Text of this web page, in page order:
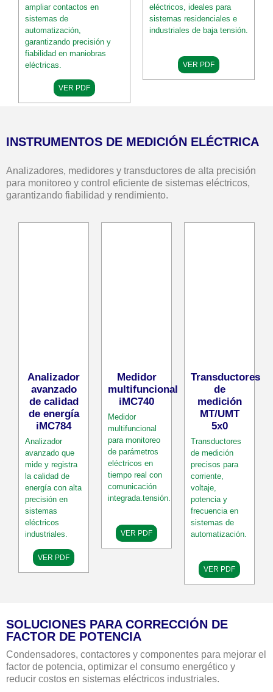
ampliar contactos en
sistemas de
automatización,
garantizando precisión y
fiabilidad en maniobras
eléctricas.
VER PDF
eléctricos, ideales para
sistemas residenciales e
industriales de baja tensión.
VER PDF
INSTRUMENTOS DE MEDICIÓN ELÉCTRICA
Analizadores, medidores y transductores de alta precisión
para monitoreo y control eficiente de sistemas eléctricos,
garantizando fiabilidad y rendimiento.
Analizador
avanzado
de calidad
de energía
iMC784
Analizador
avanzado que
mide y registra
la calidad de
energía con alta
precisión en
sistemas
eléctricos
industriales.
VER PDF
Medidor
multifuncional
iMC740
Medidor
multifuncional
para monitoreo
de parámetros
eléctricos en
tiempo real con
comunicación
integrada.tensión.
VER PDF
Transductores
de
medición
MT/UMT
5x0
Transductores
de medición
precisos para
corriente,
voltaje,
potencia y
frecuencia en
sistemas de
automatización.
VER PDF
SOLUCIONES PARA CORRECCIÓN DE
FACTOR DE POTENCIA
Condensadores, contactores y componentes para mejorar el
factor de potencia, optimizar el consumo energético y
reducir costos en sistemas eléctricos industriales.